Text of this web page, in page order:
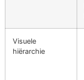
Visuele
hiërarchie